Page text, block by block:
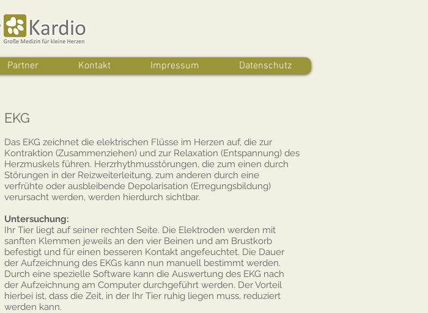
Partner Kontakt Impressum Datenschutz
EKG
Das EKG zeichnet die elektrischen Flüsse im Herzen auf, die zur
Kontraktion (Zusammenziehen) und zur Relaxation (Entspannung) des
Herzmuskels führen. Herzrhythmusstörungen, die zum einen durch
Störungen in der Reizweiterleitung, zum anderen durch eine
verfrühte oder ausbleibende Depolarisation (Erregungsbildung)
verursacht werden, werden hierdurch sichtbar.
Untersuchung:
Ihr Tier liegt auf seiner rechten Seite. Die Elektroden werden mit
sanften Klemmen jeweils an den vier Beinen und am Brustkorb
befestigt und für einen besseren Kontakt angefeuchtet. Die Dauer
der Aufzeichnung des EKGs kann nun manuell bestimmt werden.
Durch eine spezielle Software kann die Auswertung des EKG nach
der Aufzeichnung am Computer durchgeführt werden. Der Vorteil
hierbei ist, dass die Zeit, in der Ihr Tier ruhig liegen muss, reduziert
werden kann.